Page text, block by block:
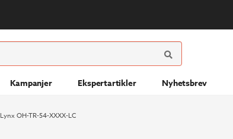
Kampanjer Ekspertartikler Nyhetsbrev
Lynx OH-TR-54-XXXX-LC